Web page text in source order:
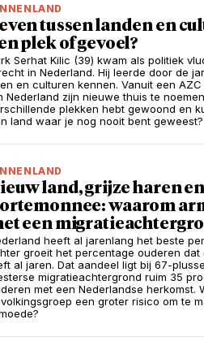
tussen landen en
plek of gevoel?
Serhat Kilic (39) kwam als politiek
in Nederland. Hij leerde door de
en culturen kennen. Vanuit een
Nederland zijn nieuwe thuis te
plekken hebt gewoond en
land waar je nog nooit bent geweest?
land, grijze haren
waarom
een
heeft al jarenlang het beste
groeit het percentage ouderen
al jaren. Dat aandeel ligt bij 67-
migratieachtergrond ruim 35
met een Nederlandse herkomst.
een groter risico om te